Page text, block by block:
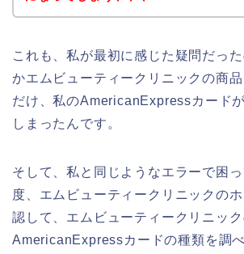
これも、私が最初に感じた疑問だっ
かエムビューティークリニックの商
だけ、私のAmericanExpressカード
しまったんです。
そして、私と同じようなエラーで困
度、エムビューティークリニックの
認して、エムビューティークリニッ
AmericanExpressカードの種類を調